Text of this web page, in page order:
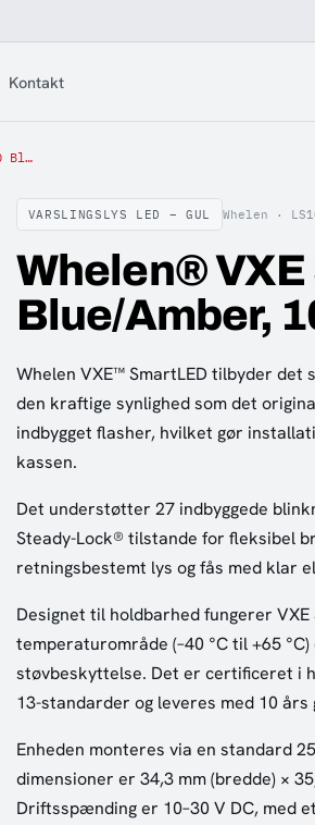
Kontakt
Whelen® VXE SmartLED DUO Blue/Amber, 10-30V, SAE
VARSLINGSLYS LED – GUL Whelen ·
Whelen® VXE
Blue/Amber,
Whelen VXE™ SmartLED tilbyder det
den kraftige synlighed som det
indbygget flasher, hvilket gør
kassen.
Det understøtter 27 indbyggede
Steady-Lock® tilstande for fleksibel
retningsbestemt lys og fås med klar
Designet til holdbarhed fungerer
temperaturområde (–40 °C til +65
støvbeskyttelse. Det er certificeret i
13-standarder og leveres med 10 års
Enheden monteres via en standard
dimensioner er 34,3 mm (bredde) ×
Driftsspænding er 10–30 V DC, med